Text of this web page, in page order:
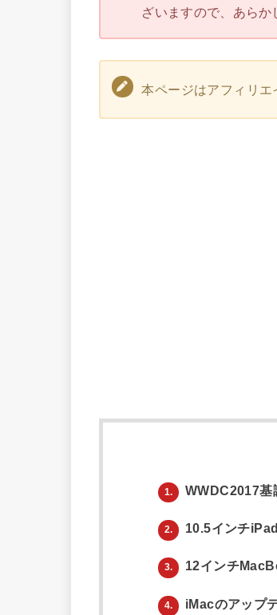
ざいますので、あらか
本ページはアフィリエ
1. WWDC2017基
2. 10.5インチ
3. 12インチ
4. iMacのアップ